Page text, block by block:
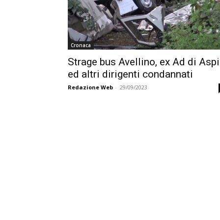
Cronaca
Strage bus Avellino, ex Ad di Aspi
ed altri dirigenti condannati
Redazione Web - 29/09/2023